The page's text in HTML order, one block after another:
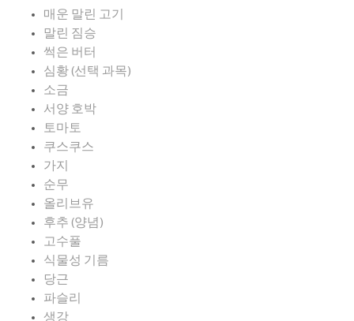
매운 말린 고기
말린 짐승
썩은 버터
심황 (선택 과목)
소금
서양 호박
토마토
쿠스쿠스
가지
순무
올리브유
후추 (양념)
고수풀
식물성 기름
당근
파슬리
생강